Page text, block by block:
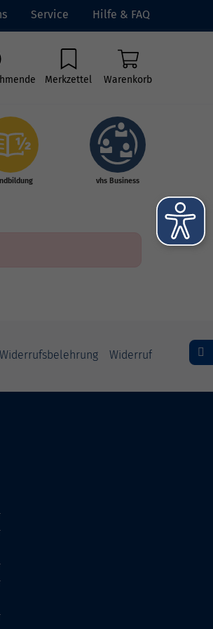
Service Hilfe & FAQ
Merkzettel Warenkorb
vhs Business
Widerrufsbelehrung Widerruf